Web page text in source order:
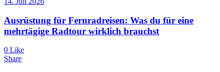
Ausrüstung für Fernradreisen: Was du für eine
mehrtägige Radtour wirklich brauchst
0 Like
Share